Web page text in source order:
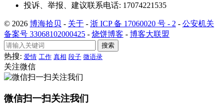
投诉、举报、建议联系电话: 17074221535
© 2026 博海拾贝 - 关于 - 浙 ICP 备 17060020 号 - 2 - 公安机关
备案号 33068102000425 - 烧饼博客 - 博客大联盟
搜索
热搜: 爱情 工作 真相 段子 微语录
关注微信
微信扫一扫关注我们